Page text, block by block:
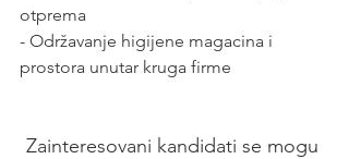
otprema
- Održavanje higijene magacina i
prostora unutar kruga firme
Zainteresovani kandidati se mogu